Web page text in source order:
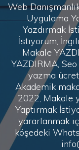
Web
Uygulama
Yazdırmak
İstiyorum,
Makale
YAZDIRMA,
yazma
Akademik
2022, Makale
Yaptırmak
yararlanmak
köşedeki